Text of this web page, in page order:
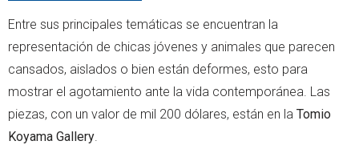
Entre sus principales temáticas se encuentran la
representación de chicas jóvenes y animales que parecen
cansados, aislados o bien están deformes, esto para
mostrar el agotamiento ante la vida contemporánea. Las
piezas, con un valor de mil 200 dólares, están en la Tomio
Koyama Gallery.